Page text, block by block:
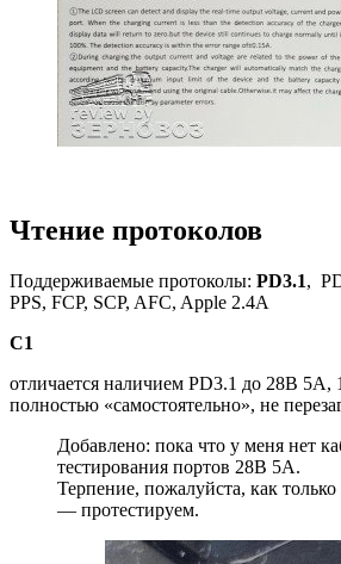
Чтение протоколов
Поддерживаемые протоколы: PD3.1,
PPS, FCP, SCP, AFC, Apple 2.4А
С1
отличается наличием PD3.1 до 28В 5А,
полностью «самостоятельно», не
Добавлено: пока что у меня нет
тестирования портов 28В 5А.
Терпение, пожалуйста, как только
— протестируем.